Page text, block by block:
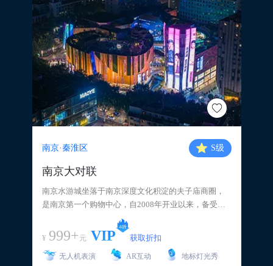
南京·秦淮区 S级
南京大对联
南京水游城坐落于南京深度文化积淀的夫子庙商圈，
是南京第一个购物中心，自2008年开业以来，备受行
业瞩目，客流与销售均逐年稳步增长。 项目建筑面积1
6.7万平方米，距离南京商业集群新街口2公里，处在城
市中心轴线上，属于南京5分钟都市生活圈繁荣核心地
带，覆盖周边150万人车流。
¥ 999+元 VIP 获取折扣
无人机表演 AR互动 地标灯光秀